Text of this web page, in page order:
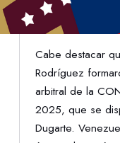
compromiso se
el histórico
Cabe destacar
Rodríguez
arbitral de la
2025, que se
Dugarte.